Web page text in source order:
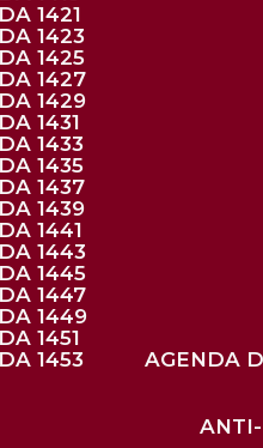
1421
1423
1425
1427
1429
1431
1433
1435
1437
1439
1441
1443
1445
1447
1449
1451
1453
AGENDA